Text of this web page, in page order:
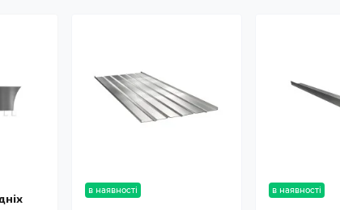
в наявності в наявності